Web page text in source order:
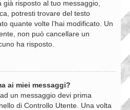
già risposto al tuo messaggio,
potresti trovare del testo
quante volte l’hai modificato. Un
non può cancellare un
ha risposto.
ai miei messaggi?
un messaggio devi prima
di Controllo Utente. Una volta